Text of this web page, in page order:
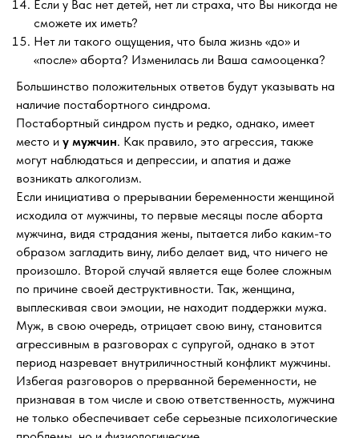
Если у Вас нет детей, нет ли страха, что Вы никогда не
сможете их иметь?
Нет ли такого ощущения, что была жизнь «до» и
«после» аборта? Изменилась ли Ваша самооценка?
Большинство положительных ответов будут указывать на
наличие постабортного синдрома.
Постабортный синдром пусть и редко, однако, имеет
место и у мужчин. Как правило, это агрессия, также
могут наблюдаться и депрессии, и апатия и даже
возникать алкоголизм.
Если инициатива о прерывании беременности женщиной
исходила от мужчины, то первые месяцы после аборта
мужчина, видя страдания жены, пытается либо каким-то
образом загладить вину, либо делает вид, что ничего не
произошло. Второй случай является еще более сложным
по причине своей деструктивности. Так, женщина,
выплескивая свои эмоции, не находит поддержки мужа.
Муж, в свою очередь, отрицает свою вину, становится
агрессивным в разговорах с супругой, однако в этот
период назревает внутриличностный конфликт мужчины.
Избегая разговоров о прерванной беременности, не
признавая в том числе и свою ответственность, мужчина
не только обеспечивает себе серьезные психологические